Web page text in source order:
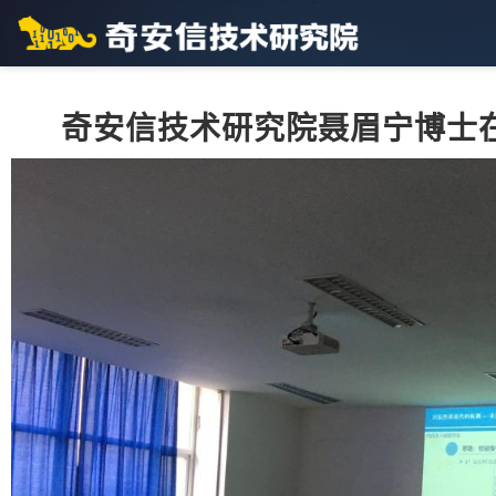
奇安信技术研究院聂眉宁博士